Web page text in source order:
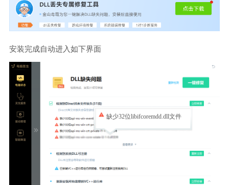
安装完成自动进入如下界面
缺少32位libifcoremdd.dll文件